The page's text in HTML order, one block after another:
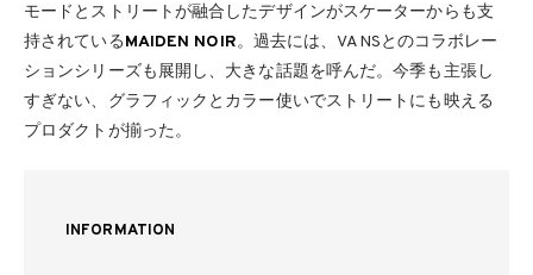
モードとストリートが融合したデザインがスケーターからも支
持されているMAIDEN NOIR。過去には、VANSとのコラボレー
ションシリーズも展開し、大きな話題を呼んだ。今季も主張し
すぎない、グラフィックとカラー使いでストリートにも映える
プロダクトが揃った。
INFORMATION